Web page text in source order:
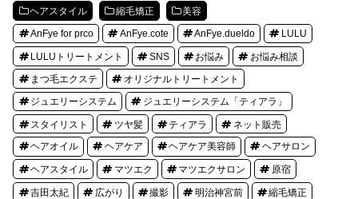
ヘアスタイル 縮毛矯正 美容
AnFye for prco AnFye.cote AnFye.dueldo LULU
LULUトリートメント SNS お悩み お悩み相談
まつ毛エクステ オリジナルトリートメント
ジュエリーシステム ジュエリーシステム「ティアラ」
スタイリスト ツヤ髪 ティアラ ネット販売
ヘアオイル ヘアケア ヘアケア美容師 ヘアサロン
ヘアスタイル マツエク マツエクサロン 原宿
吉田太紀 広がり 撮影 明治神宮前 縮毛矯正